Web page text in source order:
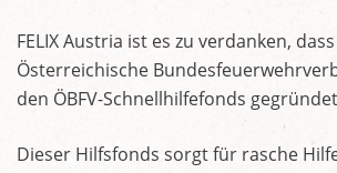
FELIX Austria ist es zu verdanken,
Österreichische
den ÖBFV-Schnellhilfefonds
Dieser Hilfsfonds sorgt für rasche